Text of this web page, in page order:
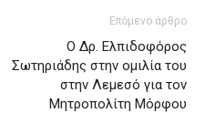
Επόμενο άρθρο
Ο Δρ. Ελπιδοφόρος
Σωτηριάδης στην ομιλία του
στην Λεμεσό για τον
Μητροπολίτη Μόρφου